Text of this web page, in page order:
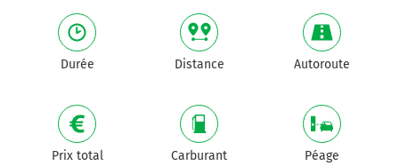
Durée Distance Autoroute
Prix total Carburant Péage